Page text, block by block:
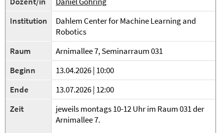
Institution
Dahlem Center for Machine Learning and
Robotics
Raum
Arnimallee 7, Seminarraum 031
Beginn
13.04.2026 | 10:00
Ende
13.07.2026 | 12:00
Zeit
jeweils montags 10-12 Uhr im Raum 031 der
Arnimallee 7.